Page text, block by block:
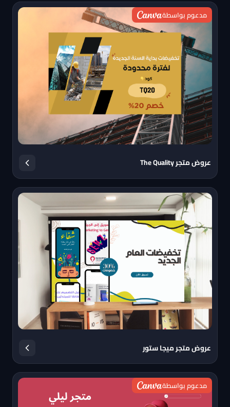
مدعوم بواسطة
عروض متجر The Quality
عروض متجر ميجا ستور
مدعوم بواسطة